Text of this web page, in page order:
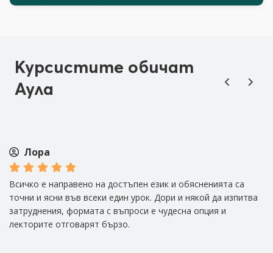
Курсистите обичат
Аула
Лора
Всичко е направено на достъпен език и обясненията са
точни и ясни във всеки един урок. Дори и някой да изпитва
затруднения, формата с въпроси е чудесна опция и
лекторите отговарят бързо.